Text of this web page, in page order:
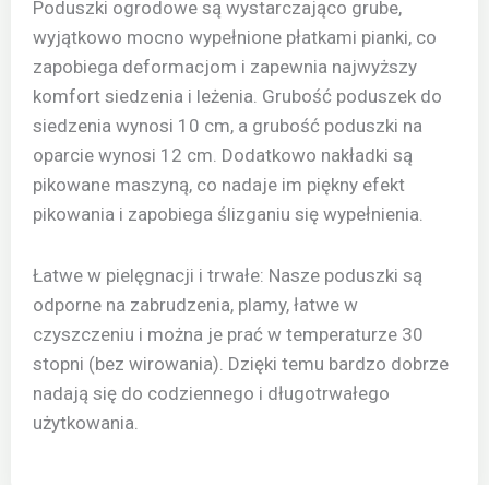
Poduszki ogrodowe są wystarczająco grube,
wyjątkowo mocno wypełnione płatkami pianki, co
zapobiega deformacjom i zapewnia najwyższy
komfort siedzenia i leżenia. Grubość poduszek do
siedzenia wynosi 10 cm, a grubość poduszki na
oparcie wynosi 12 cm. Dodatkowo nakładki są
pikowane maszyną, co nadaje im piękny efekt
pikowania i zapobiega ślizganiu się wypełnienia.
Łatwe w pielęgnacji i trwałe: Nasze poduszki są
odporne na zabrudzenia, plamy, łatwe w
czyszczeniu i można je prać w temperaturze 30
stopni (bez wirowania). Dzięki temu bardzo dobrze
nadają się do codziennego i długotrwałego
użytkowania.